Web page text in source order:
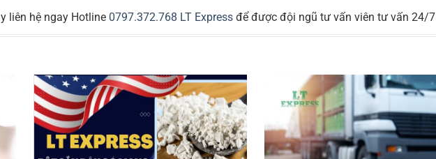
liên hệ ngay Hotline 0797.372.768 LT Express để được đội ngũ tư vấn viên tư vấn 24/7